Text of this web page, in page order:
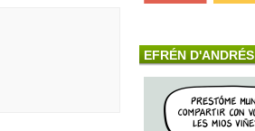
EFRÉN D'ANDRÉS